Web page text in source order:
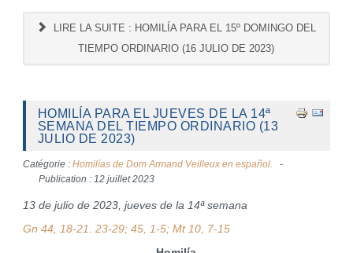
LIRE LA SUITE : HOMILÍA PARA EL 15º DOMINGO DEL
TIEMPO ORDINARIO (16 JULIO DE 2023)
HOMILÍA PARA EL JUEVES DE LA 14ª
SEMANA DEL TIEMPO ORDINARIO (13
JULIO DE 2023)
Catégorie : Homilías de Dom Armand Veilleux en español.
Publication : 12 juillet 2023
13 de julio de 2023, jueves de la 14ª semana
Gn 44, 18-21. 23-29; 45, 1-5; Mt 10, 7-15